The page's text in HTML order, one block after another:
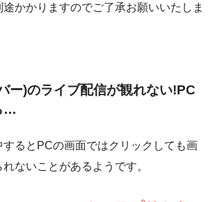
かかりますのでご了承お願いいたしま
ー)のライブ配信が観れない!PC
…
るとPCの画面ではクリックしても画
ないことがあるようです。